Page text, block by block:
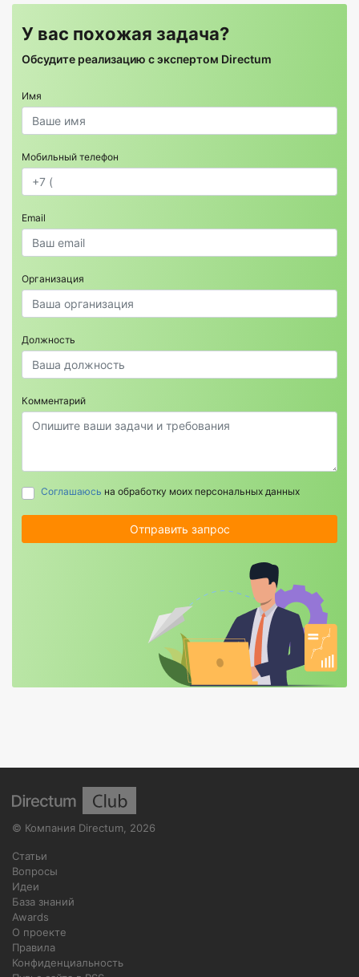
У вас похожая задача?
Обсудите реализацию с экспертом Directum
Имя
Мобильный телефон
Email
Организация
Должность
Комментарий
Соглашаюсь на обработку моих персональных данных
Отправить запрос
© Компания Directum, 2026
Статьи
Вопросы
Идеи
База знаний
Awards
О проекте
Правила
Конфиденциальность